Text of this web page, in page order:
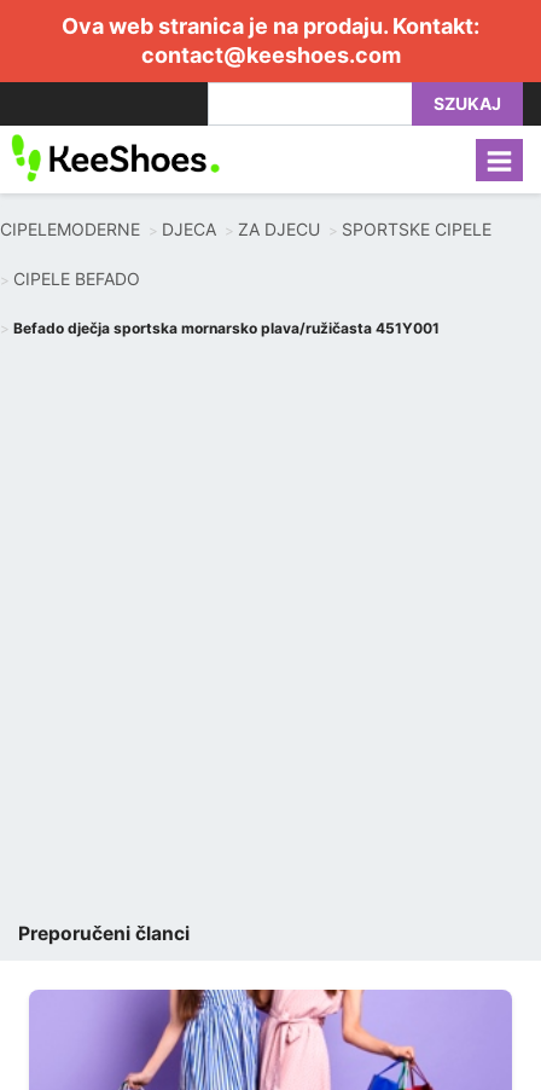
Ova web stranica je na prodaju. Kontakt:
contact@keeshoes.com
SZUKAJ
CIPELEMODERNE DJECA ZA DJECU SPORTSKE CIPELE
CIPELE BEFADO
Befado dječja sportska mornarsko plava/ružičasta 451Y001
Preporučeni članci